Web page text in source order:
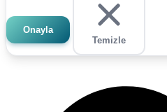
Onayla
Temizle